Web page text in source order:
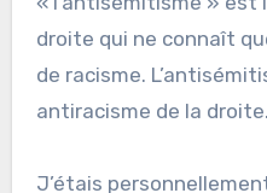
droite qui ne connaît
de racisme.
antiracisme de la droite.
J’étais